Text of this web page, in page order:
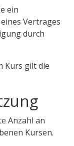
ein
Vertrages
durch
Kurs gilt die
Anzahl an
Kursen.